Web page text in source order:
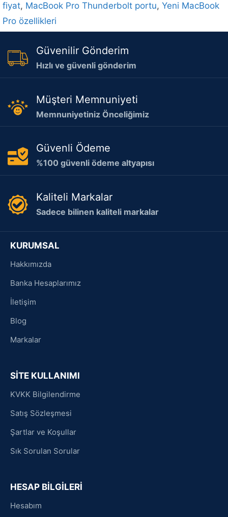
fiyat, MacBook Pro Thunderbolt portu, Yeni MacBook
Pro özellikleri
Güvenilir Gönderim
Hızlı ve güvenli gönderim
Müşteri Memnuniyeti
Memnuniyetiniz Önceliğimiz
Güvenli Ödeme
%100 güvenli ödeme altyapısı
Kaliteli Markalar
Sadece bilinen kaliteli markalar
KURUMSAL
Hakkımızda
Banka Hesaplarımız
İletişim
Blog
Markalar
SİTE KULLANIMI
KVKK Bilgilendirme
Satış Sözleşmesi
Şartlar ve Koşullar
Sık Sorulan Sorular
HESAP BİLGİLERİ
Hesabım